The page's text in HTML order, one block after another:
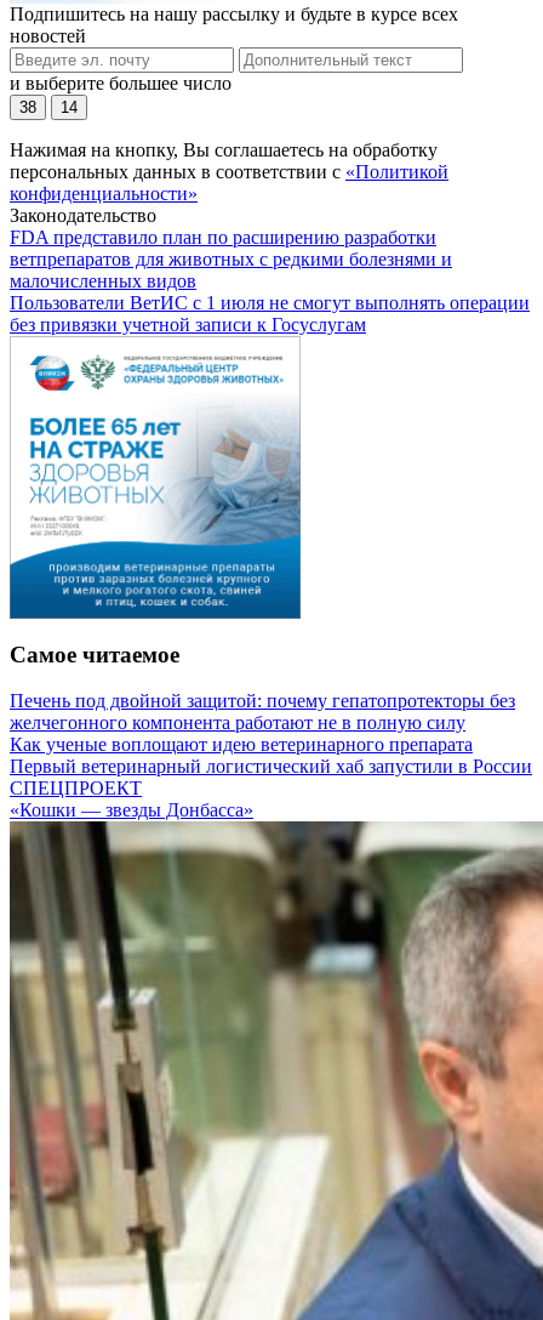
Подпишитесь на нашу рассылку и будьте в курсе всех
новостей
и выберите большее число
38 14
Нажимая на кнопку, Вы соглашаетесь на обработку
персональных данных в соответствии с «Политикой
конфиденциальности»
Законодательство
FDA представило план по расширению разработки
ветпрепаратов для животных с редкими болезнями и
малочисленных видов
Пользователи ВетИС с 1 июля не смогут выполнять операции
без привязки учетной записи к Госуслугам
Самое читаемое
Печень под двойной защитой: почему гепатопротекторы без
желчегонного компонента работают не в полную силу
Как ученые воплощают идею ветеринарного препарата
Первый ветеринарный логистический хаб запустили в России
СПЕЦПРОЕКТ
«Кошки — звезды Донбасса»